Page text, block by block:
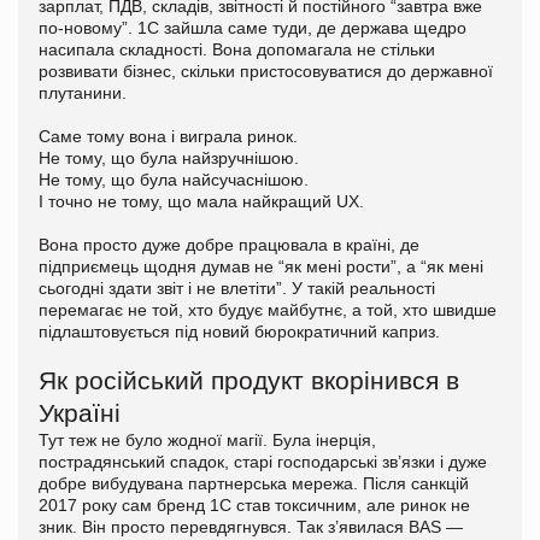
зарплат, ПДВ, складів, звітності й постійного “завтра вже
по-новому”. 1С зайшла саме туди, де держава щедро
насипала складності. Вона допомагала не стільки
розвивати бізнес, скільки пристосовуватися до державної
плутанини.
Саме тому вона і виграла ринок.
Не тому, що була найзручнішою.
Не тому, що була найсучаснішою.
І точно не тому, що мала найкращий UX.
Вона просто дуже добре працювала в країні, де
підприємець щодня думав не “як мені рости”, а “як мені
сьогодні здати звіт і не влетіти”. У такій реальності
перемагає не той, хто будує майбутнє, а той, хто швидше
підлаштовується під новий бюрократичний каприз.
Як російський продукт вкорінився в
Україні
Тут теж не було жодної магії. Була інерція,
пострадянський спадок, старі господарські зв’язки і дуже
добре вибудувана партнерська мережа. Після санкцій
2017 року сам бренд 1С став токсичним, але ринок не
зник. Він просто перевдягнувся. Так з’явилася BAS —